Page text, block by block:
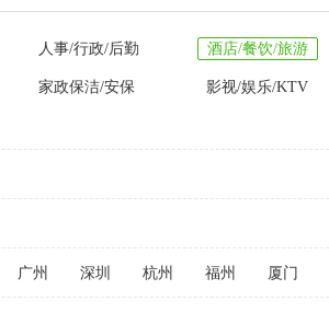
人事/行政/后勤 酒店/餐饮/旅游
家政保洁/安保 影视/娱乐/KTV
广州 深圳 杭州 福州 厦门